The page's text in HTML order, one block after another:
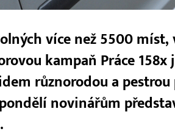
více než 5500
kampaň Práce
různorodou a
novinářům